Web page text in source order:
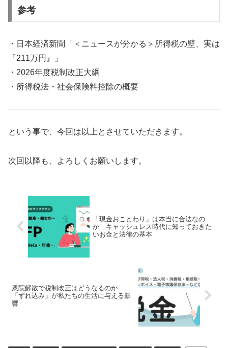
参考
・日本経済新聞「＜ニュースが分かる＞所得税の壁、実は
『211万円』」
・2026年度税制改正大綱
・所得税法・社会保険料控除の概要
という事で、今回は以上とさせていただきます。
次回以降も、よろしくお願いします。
「現金おことわり」は本当に合法なの
か キャッシュレス時代に知っておきた
いお金と法律の基本
衆院解散で税制改正はどうなるのか
「ずれ込み」が私たちの生活に与える影
響